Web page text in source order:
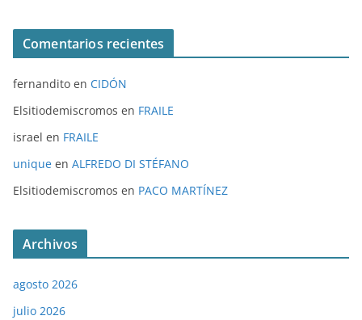
Comentarios recientes
fernandito en CIDÓN
Elsitiodemiscromos en FRAILE
israel en FRAILE
unique en ALFREDO DI STÉFANO
Elsitiodemiscromos en PACO MARTÍNEZ
Archivos
agosto 2026
julio 2026